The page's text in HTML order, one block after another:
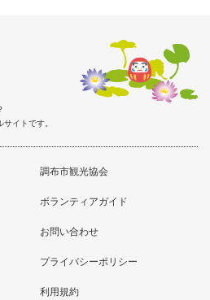
イトです。
調布市観光協会
ボランティアガイド
お問い合わせ
プライバシーポリシー
利用規約